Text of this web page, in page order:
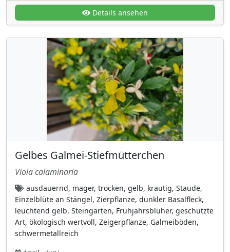
Geißblattgewächse (Caprifoliaceae)(25)
Ginkgoaceae(1)
Glockenblumengewächse(10)
Goodeniaceae(1)
Grossulariaceae(9)
Hahnenfußgewächse(32)
Hanfgewächse (Cannabaceae)(4)
Heidekrautgewächse (Ericaceae)(8)
Herzblattgewächse(2)
Hortensiengewächse (Hydrangeaceae)
Hülsenfrüchtler
Hundsgiftgewächse (Apocynaceae)(2)
Hylocomiaceae(1)
Hypericaceae(8)
Details ansehen
Gelbes Galmei-Stiefmütterchen
Viola calaminaria
ausdauernd, mager, trocken, gelb, krautig, Staude,
Einzelblüte an Stängel, Zierpflanze, dunkler Basalfleck,
leuchtend gelb, Steingärten, Frühjahrsblüher, geschützte
Art, ökologisch wertvoll, Zeigerpflanze, Galmeiböden,
schwermetallreich